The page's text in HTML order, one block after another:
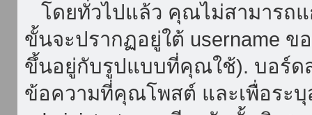
โดยทั่วไปแล้ว คุณไม่สามารถ
ขั้นจะปรากฏอยู่ใต้ username
ขึ้นอยู่กับรูปแบบที่คุณใช้). บอร์ด
ข้อความที่คุณโพสต์ และเพื่อระบุ